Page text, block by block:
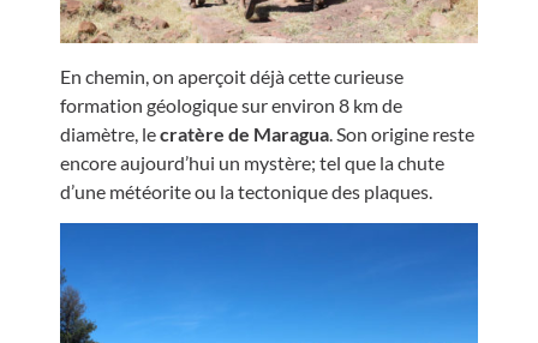
En chemin, on aperçoit déjà cette curieuse
formation géologique sur environ 8 km de
diamètre, lecratère de Maragua . Son origine reste
encore aujourd’hui un mystère; tel que la chute
d’une météorite ou la tectonique des plaques.